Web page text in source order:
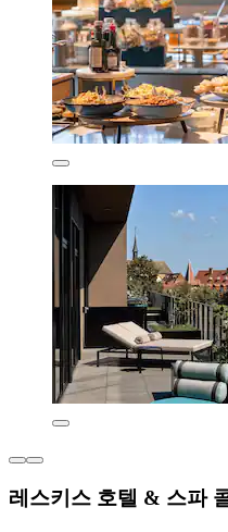
레스키스 호텔 & 스파